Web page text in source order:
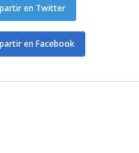
en Twitter
en Facebook